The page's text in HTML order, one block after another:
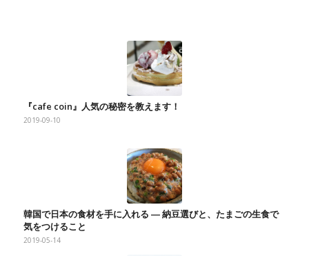
『cafe coin』人気の秘密を教えます！
2019-09-10
韓国で日本の食材を手に入れる ― 納豆選びと、たまごの生食で
気をつけること
2019-05-14